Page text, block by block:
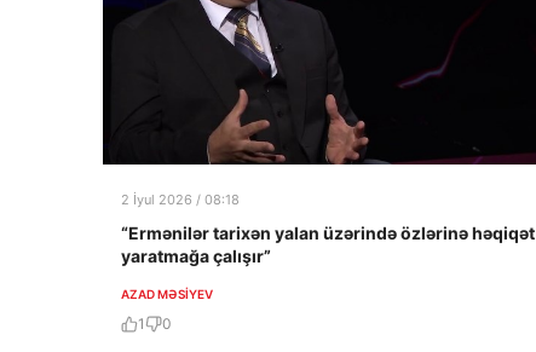
2 İyul 2026 / 08:18
“Ermənilər tarixən yalan üzərində özlərinə həqiqət
yaratmağa çalışır”
AZAD MƏSIYEV
1 0